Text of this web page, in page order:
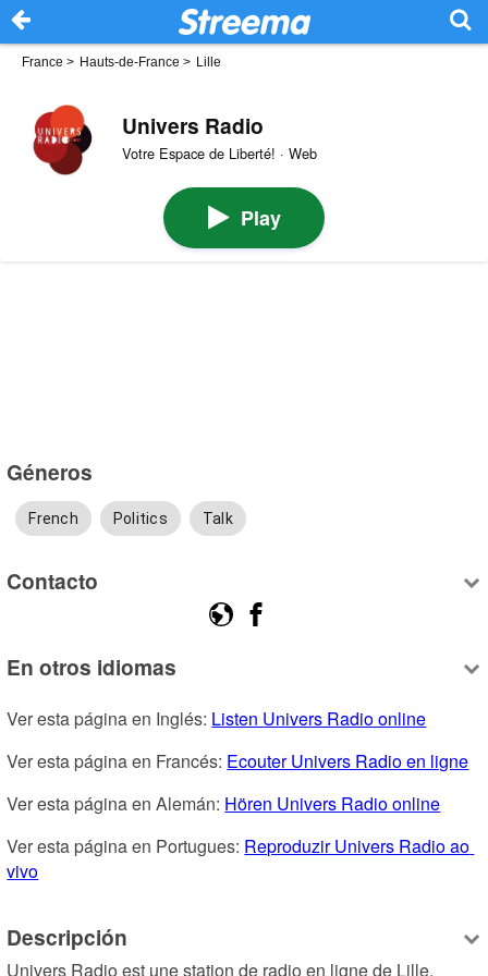
France > Hauts-de-France > Lille
Univers Radio
Votre Espace de Liberté! · Web
Play
Géneros
French Politics Talk
Contacto
En otros idiomas
Ver esta página en Inglés: Listen Univers Radio online
Ver esta página en Francés: Ecouter Univers Radio en ligne
Ver esta página en Alemán: Hören Univers Radio online
Ver esta página en Portugues: Reproduzir Univers Radio ao
vivo
Descripción
Univers Radio est une station de radio en ligne de Lille,